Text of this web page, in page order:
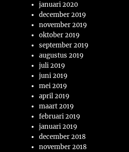
januari 2020
december 2019
november 2019
oktober 2019
september 2019
augustus 2019
juli 2019
juni 2019
mei 2019
april 2019
maart 2019
februari 2019
januari 2019
december 2018
november 2018